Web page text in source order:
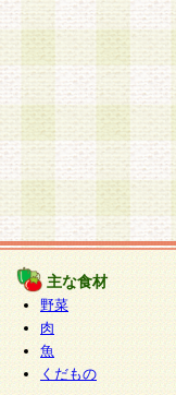
主な食材
野菜
肉
魚
くだもの